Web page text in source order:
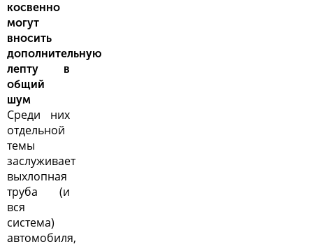
косвенно
могут
вносить
дополнительную
лепту в
общий
шум
Среди них
отдельной
темы
заслуживает
выхлопная
труба (и
вся
система)
автомобиля,